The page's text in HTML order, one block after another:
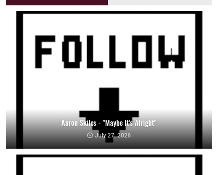
Aaron Skiles - "Maybe It's Alright"
July 27, 2026